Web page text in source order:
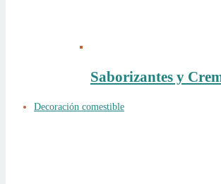
Saborizantes y
Decoración comestible